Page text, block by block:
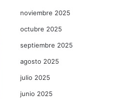
noviembre 2025
octubre 2025
septiembre 2025
agosto 2025
julio 2025
junio 2025